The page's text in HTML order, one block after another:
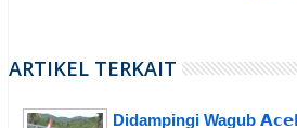
ARTIKEL TERKAIT
Didampingi Wagub